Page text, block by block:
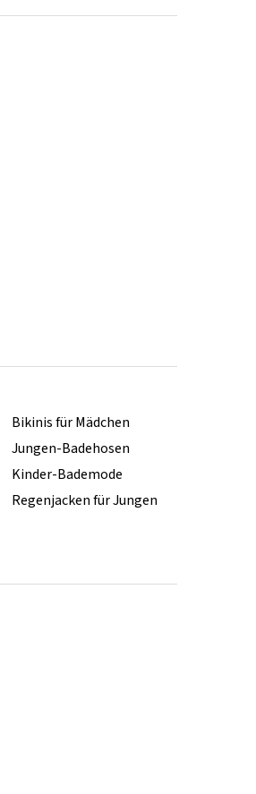
Bikinis für Mädchen
Jungen-Badehosen
Kinder-Bademode
Regenjacken für Jungen